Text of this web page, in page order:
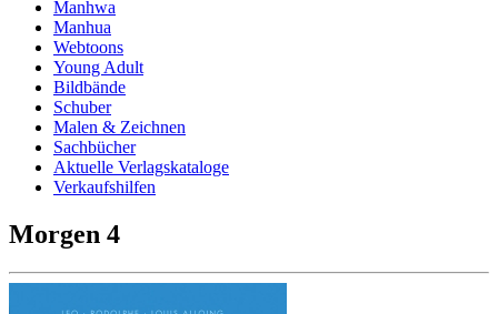
Manhwa
Manhua
Webtoons
Young Adult
Bildbände
Schuber
Malen & Zeichnen
Sachbücher
Aktuelle Verlagskataloge
Verkaufshilfen
Morgen 4